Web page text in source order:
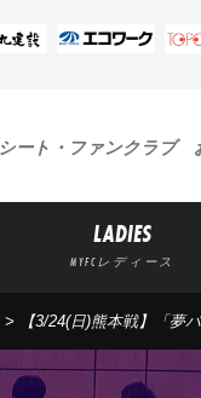
ート・ファンクラブ
LADIES
MYFCレディース
> 【3/24(日)熊本戦】「夢